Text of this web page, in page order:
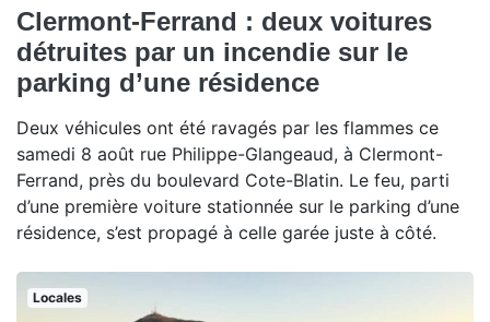
Clermont-Ferrand : deux voitures
détruites par un incendie sur le
parking d’une résidence
Deux véhicules ont été ravagés par les flammes ce
samedi 8 août rue Philippe-Glangeaud, à Clermont-
Ferrand, près du boulevard Cote-Blatin. Le feu, parti
d’une première voiture stationnée sur le parking d’une
résidence, s’est propagé à celle garée juste à côté.
Locales